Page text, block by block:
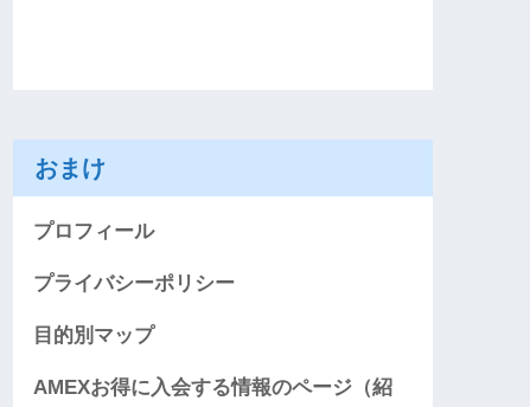
おまけ
プロフィール
プライバシーポリシー
目的別マップ
AMEXお得に入会する情報のページ（紹